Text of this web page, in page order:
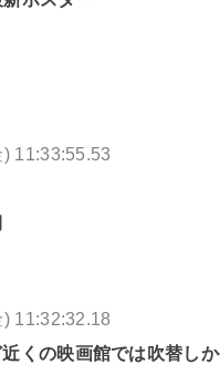
11:33:55.53
11:32:32.18
くの映画館では吹替しか